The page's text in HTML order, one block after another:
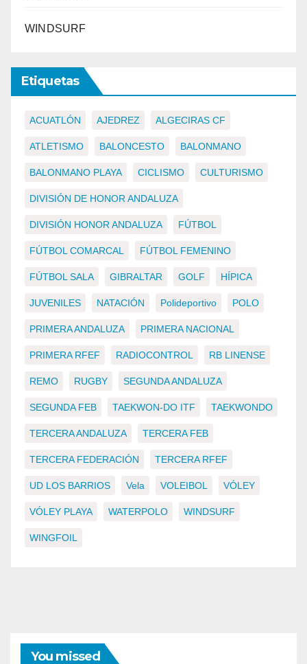
WINDSURF
Etiquetas
ACUATLÓN AJEDREZ ALGECIRAS CF
ATLETISMO BALONCESTO BALONMANO
BALONMANO PLAYA CICLISMO CULTURISMO
DIVISIÓN DE HONOR ANDALUZA
DIVISIÓN HONOR ANDALUZA FÚTBOL
FÚTBOL COMARCAL FÚTBOL FEMENINO
FÚTBOL SALA GIBRALTAR GOLF HÍPICA
JUVENILES NATACIÓN Polideportivo POLO
PRIMERA ANDALUZA PRIMERA NACIONAL
PRIMERA RFEF RADIOCONTROL RB LINENSE
REMO RUGBY SEGUNDA ANDALUZA
SEGUNDA FEB TAEKWON-DO ITF TAEKWONDO
TERCERA ANDALUZA TERCERA FEB
TERCERA FEDERACIÓN TERCERA RFEF
UD LOS BARRIOS Vela VOLEIBOL VÓLEY
VÓLEY PLAYA WATERPOLO WINDSURF
WINGFOIL
You missed